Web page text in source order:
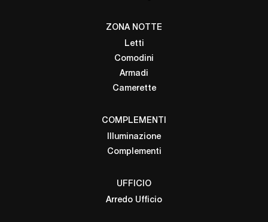
ZONA NOTTE
Letti
Comodini
Armadi
Camerette
COMPLEMENTI
Illuminazione
Complementi
UFFICIO
Arredo Ufficio